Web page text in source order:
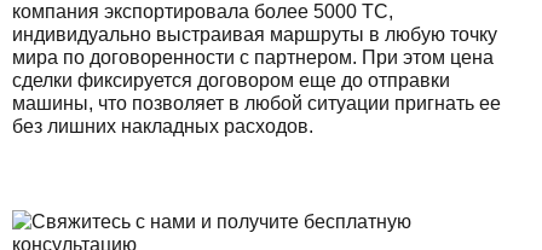
компания экспортировала более 5000 ТС,
индивидуально выстраивая маршруты в любую точку
мира по договоренности с партнером. При этом цена
сделки фиксируется договором еще до отправки
машины, что позволяет в любой ситуации пригнать ее
без лишних накладных расходов.